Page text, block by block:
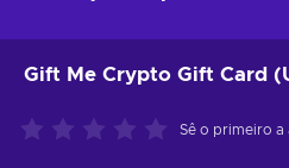
Gift Me Crypto Gift Card
Sê o primeiro a